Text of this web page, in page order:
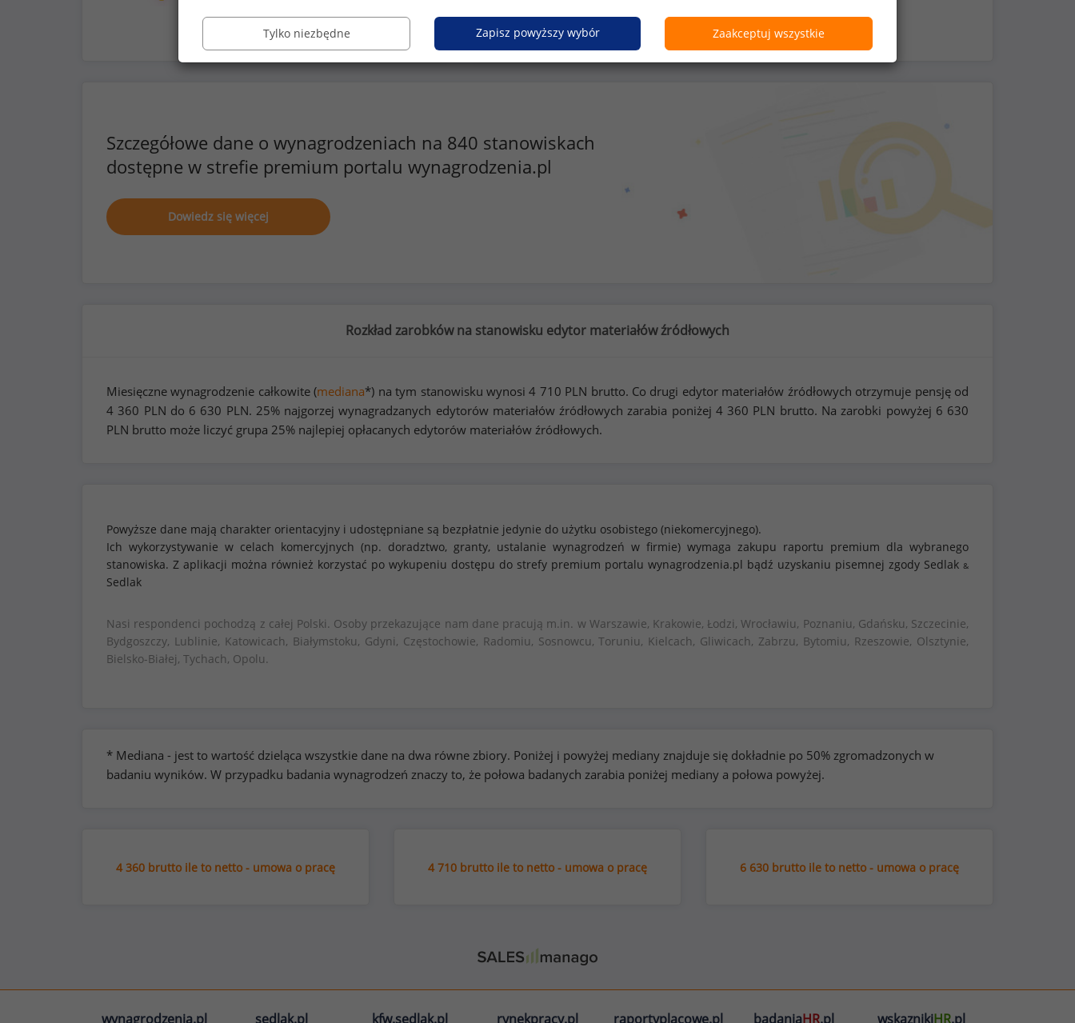
Szczegółowe dane o wynagrodzeniach na 840 stanowiskach
dostępne w strefie premium portalu wynagrodzenia.pl
Dowiedz się więcej
Rozkład zarobków na stanowisku edytor materiałów źródłowych
Miesięczne wynagrodzenie całkowite (mediana*) na tym stanowisku wynosi4 710 PLN brutto. Co drugi edytor materiałów źródłowych otrzymuje pensję od
4 360 PLN do 6 630 PLN. 25% najgorzej wynagradzanych edytorów materiałów źródłowych zarabia poniżej 4 360 PLN brutto. Na zarobki powyżej 6 630
PLN brutto może liczyć grupa 25% najlepiej opłacanych edytorów materiałów źródłowych.
Powyższe dane mają charakter orientacyjny i udostępniane są bezpłatnie jedynie do użytku osobistego (niekomercyjnego).
Ich wykorzystywanie w celach komercyjnych (np. doradztwo, granty, ustalanie wynagrodzeń w firmie) wymaga zakupu raportu premium dla wybranego
stanowiska. Z aplikacji można również korzystać po wykupeniu dostępu do strefy premium portalu wynagrodzenia.pl bądź uzyskaniu pisemnej zgody Sedlak &
Sedlak
Nasi respondenci pochodzą z całej Polski. Osoby przekazujące nam dane pracują m.in. w Warszawie, Krakowie, Łodzi, Wrocławiu, Poznaniu, Gdańsku, Szczecinie,
Bydgoszczy, Lublinie, Katowicach, Białymstoku, Gdyni, Częstochowie, Radomiu, Sosnowcu, Toruniu, Kielcach, Gliwicach, Zabrzu, Bytomiu, Rzeszowie, Olsztynie,
Bielsko-Białej, Tychach, Opolu.
* Mediana - jest to wartość dzieląca wszystkie dane na dwa równe zbiory. Poniżej i powyżej mediany znajduje się dokładnie po 50% zgromadzonych w
badaniu wyników. W przypadku badania wynagrodzeń znaczy to, że połowa badanych zarabia poniżej mediany a połowa powyżej.
4 360 brutto ile to netto - umowa o pracę 4 710 brutto ile to netto - umowa o pracę 6 630 brutto ile to netto - umowa o pracę
wynagrodzenia.pl sedlak.pl kfw.sedlak.pl rynekpracy.pl raportyplacowe.pl badaniaHR.pl wskaznikiHR.pl
Tylko niezbędne Zapisz powyższy wybór Zaakceptuj wszystkie